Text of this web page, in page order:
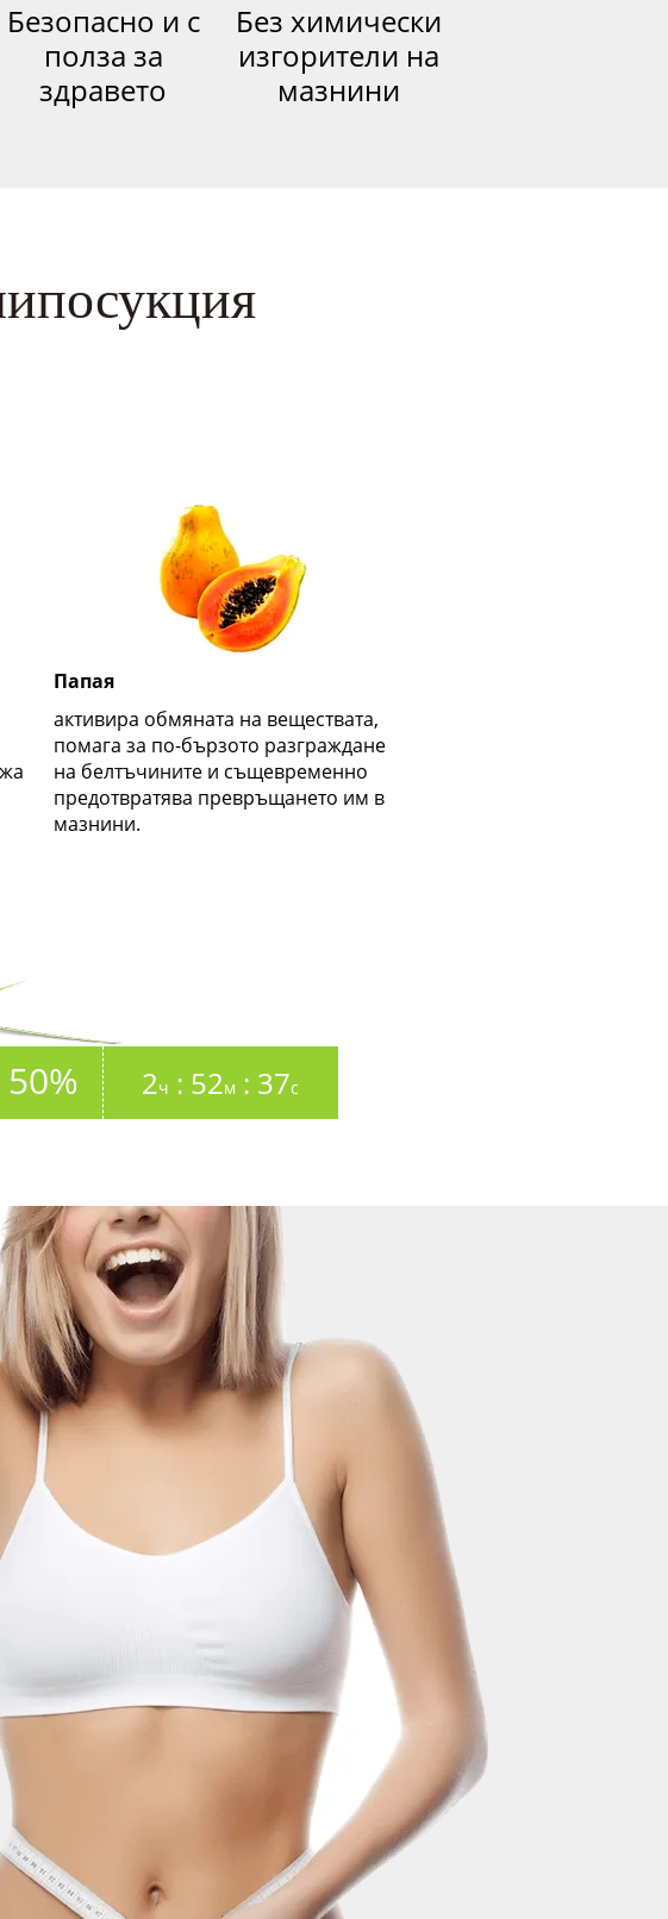
Безопасно и с
полза за
здравето
Без химически
изгорители на
мазнини
Папая
активира обмяната на веществата,
помага за по-бързото разграждане
на белтъчините и същевременно
предотвратява превръщането им в
мазнини.
50% 2ч : 52м : 35с